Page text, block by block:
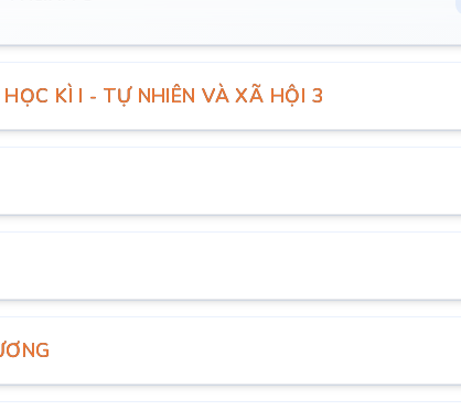
KÌ I - TỰ NHIÊN VÀ XÃ HỘI 3